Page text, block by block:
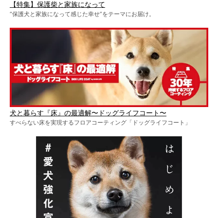
【特集】保護柴と家族になって
“保護犬と家族になって感じた幸せ”をテーマにお届け。
犬と暮らす『床』の最適解〜ドッグライフコート〜
すべらない床を実現するフロアコーティング「ドッグライフコート」